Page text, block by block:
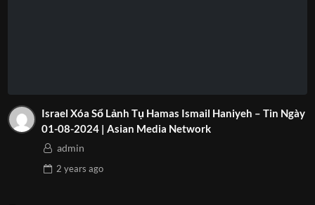
Israel Xóa Sổ Lảnh Tụ Hamas Ismail Haniyeh – Tin Ngày
01-08-2024 | Asian Media Network
admin
2 years ago